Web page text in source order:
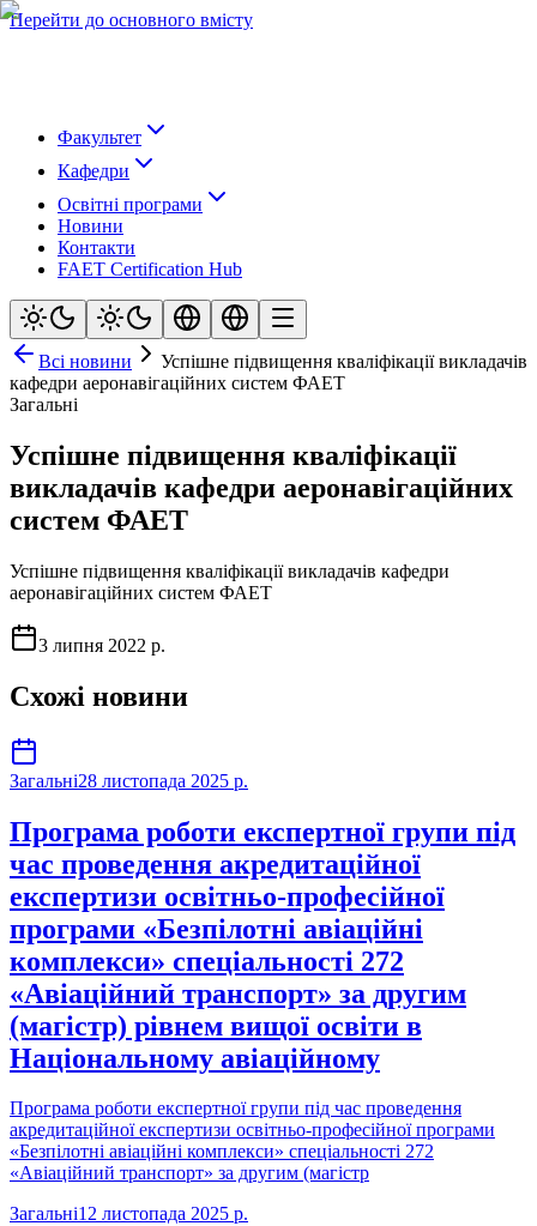
Перейти до основного вмісту
Факультет
Кафедри
Освітні програми
Новини
Контакти
FAET Certification Hub
Всі новини
Успішне підвищення кваліфікації викладачів
кафедри аеронавігаційних систем ФАЕТ
Загальні
Успішне підвищення кваліфікації
викладачів кафедри аеронавігаційних
систем ФАЕТ
Успішне підвищення кваліфікації викладачів кафедри
аеронавігаційних систем ФАЕТ
3 липня 2022 р.
Схожі новини
Загальні28 листопада 2025 р.
Програма роботи експертної групи під
час проведення акредитаційної
експертизи освітньо-професійної
програми «Безпілотні авіаційні
комплекси» спеціальності 272
«Авіаційний транспорт» за другим
(магістр) рівнем вищої освіти в
Національному авіаційному
Програма роботи експертної групи під час проведення
акредитаційної експертизи освітньо-професійної програми
«Безпілотні авіаційні комплекси» спеціальності 272
«Авіаційний транспорт» за другим (магістр
Загальні12 листопада 2025 р.